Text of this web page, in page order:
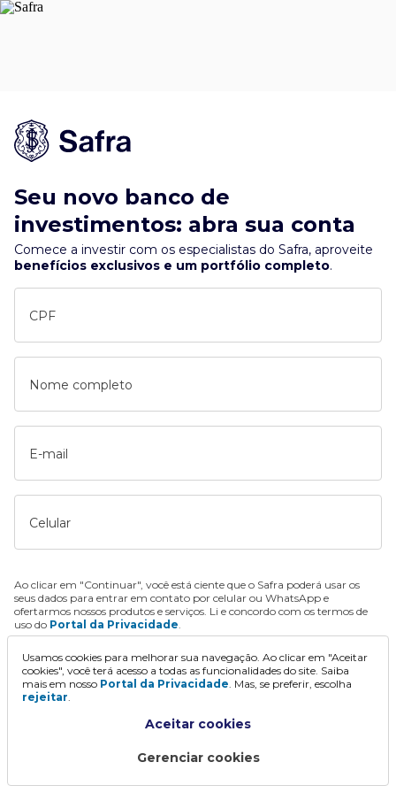
Seu novo banco de
investimentos: abra sua conta
Comece a investir com os especialistas do Safra, aproveite
benefícios exclusivos e um portfólio completo.
CPF
Nome completo
E-mail
Celular
Ao clicar em "Continuar", você está ciente que o Safra poderá usar os
seus dados para entrar em contato por celular ou WhatsApp e
ofertarmos nossos produtos e serviços. Li e concordo com os termos de
uso do Portal da Privacidade.
Continuar
Usamos cookies para melhorar sua navegação. Ao clicar em "Aceitar
cookies", você terá acesso a todas as funcionalidades do site. Saiba
mais em nosso Portal da Privacidade. Mas, se preferir, escolha
rejeitar.
Aceitar cookies
Gerenciar cookies